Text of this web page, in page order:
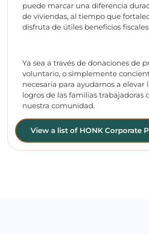
puede marcar una diferencia
de viviendas, al tiempo que
disfruta de útiles beneficios fiscales.
Ya sea a través de donaciones de
voluntario, o simplemente
necesaria para ayudarnos a elevar
logros de las familias trabajadoras
nuestra comunidad.
View a list of HONK Corporate